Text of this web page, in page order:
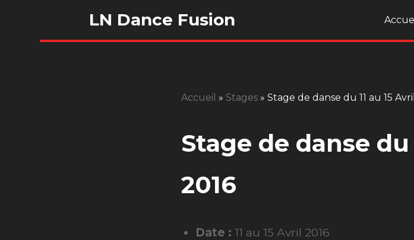
LN Dance Fusion
Accueil » Stages »Stage de danse du 11 au 15
Stage de danse du
2016
Date : 11 au 15 Avril 2016